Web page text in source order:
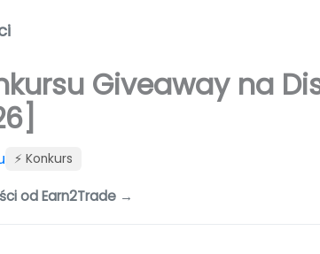
Giveaway na
⚡️ Konkurs
od Earn2Trade →